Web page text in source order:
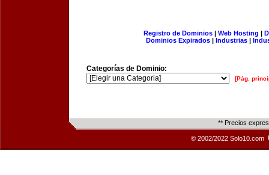
Registro de Dominios| Web Hosting |
Dominios Expirados | Industrias |
Categorías de Dominio:
[Pág.
** Precios
© 2002/2022 Solo10.com